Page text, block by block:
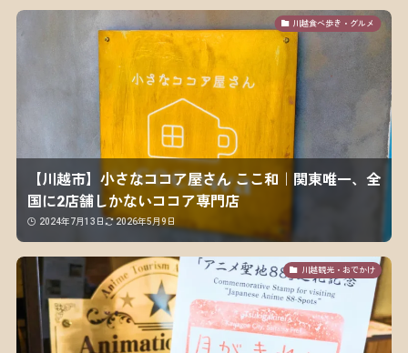
川越食べ歩き・グルメ
【川越市】小さなココア屋さん ここ和｜関東唯一、全
国に2店舗しかないココア専門店
2024年7月13日 2026年5月9日
川越観光・おでかけ